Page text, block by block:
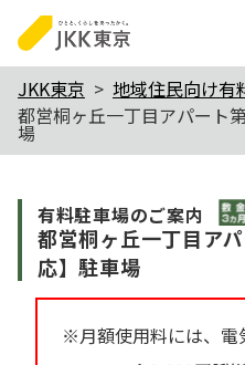
のページ
こ
JKK東京
地域住民向け有
都営桐ヶ丘一丁目アパート
場
有料駐⾞場のご案内 敷
都営桐ヶ丘一丁目ア
応】駐車場
※月額使用料には、電